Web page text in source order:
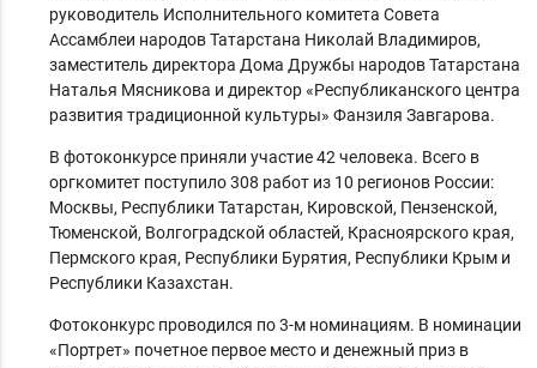
руководитель Исполнительного комитета Совета
Ассамблеи народов Татарстана Николай Владимиров,
заместитель директора Дома Дружбы народов Татарстана
Наталья Мясникова и директор «Республиканского центра
развития традиционной культуры» Фанзиля Завгарова.
В фотоконкурсе приняли участие 42 человека. Всего в
оргкомитет поступило 308 работ из 10 регионов России:
Москвы, Республики Татарстан, Кировской, Пензенской,
Тюменской, Волгоградской областей, Красноярского края,
Пермского края, Республики Бурятия, Республики Крым и
Республики Казахстан.
Фотоконкурс проводился по 3-м номинациям. В номинации
«Портрет» почетное первое место и денежный приз в